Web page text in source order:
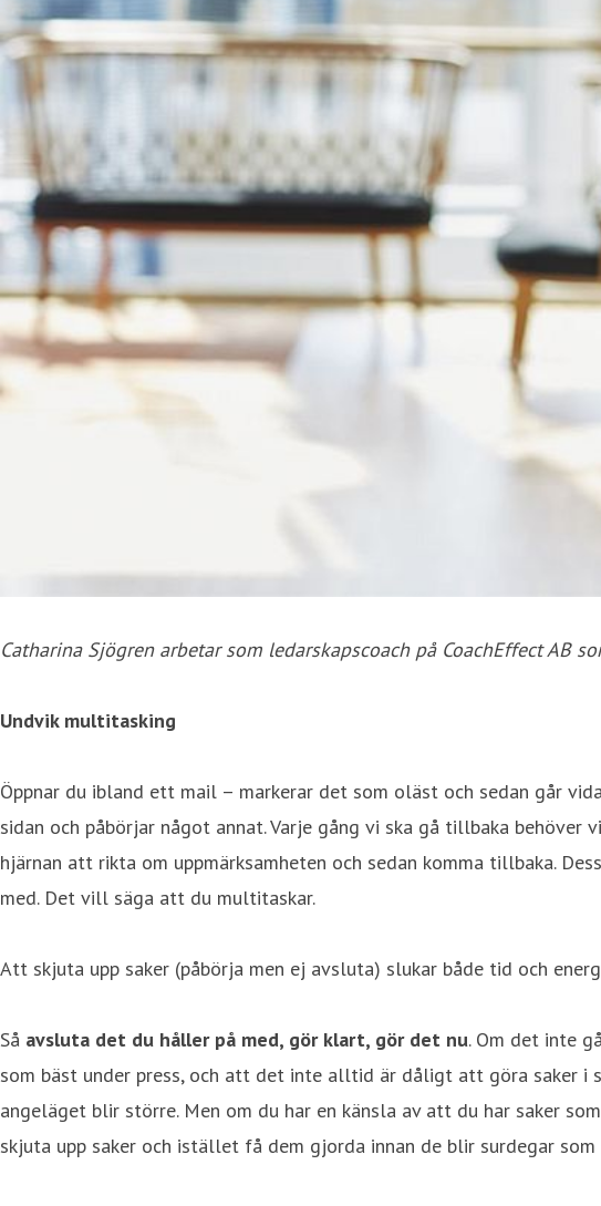
Catharina Sjögren arbetar som ledarskapscoach på CoachEffect
Undvik multitasking
Öppnar du ibland ett mail – markerar det som oläst och sedan går
sidan och påbörjar något annat. Varje gång vi ska gå tillbaka
hjärnan att rikta om uppmärksamheten och sedan komma tillbaka.
med. Det vill säga att du multitaskar.
Att skjuta upp saker (påbörja men ej avsluta) slukar både tid och
Så avsluta det du håller på med, gör klart, gör det nu. Om det inte
som bäst under press, och att det inte alltid är dåligt att göra saker
angeläget blir större. Men om du har en känsla av att du har saker
skjuta upp saker och istället få dem gjorda innan de blir surdegar